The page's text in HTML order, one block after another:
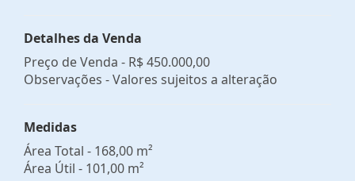
Detalhes da Venda
Preço de Venda - R$ 450.000,00
Observações - Valores sujeitos a alteração
Medidas
Área Total - 168,00 m²
Área Útil - 101,00 m²